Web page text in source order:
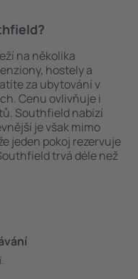
na několika
hostely a
za ubytování v
Cenu ovlivňuje i
Southfield nabízí
je však mimo
jeden pokoj rezervuje
trvá déle než